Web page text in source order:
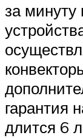
за минуту
гарантия
длится 6